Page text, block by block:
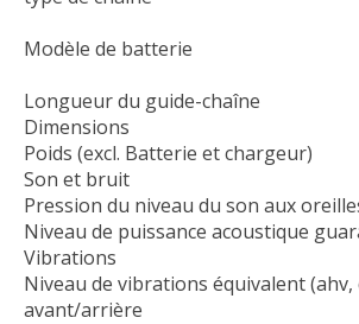
Modèle de batterie
Longueur du guide-chaîne
Dimensions
Poids (excl. Batterie et chargeur)
Son et bruit
Pression du niveau du son aux
Niveau de puissance acoustique
Vibrations
Niveau de vibrations équivalent (ahv,
avant/arrière